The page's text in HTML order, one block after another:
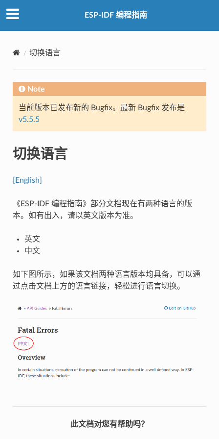
ESP-IDF 编程指南
切换语言
Note
当前版本已发布新的 Bugfix。最新 Bugfix 发布是
v5.5.5
切换语言
[English]
《ESP-IDF 编程指南》部分文档现在有两种语言的版
本。如有出入，请以英文版本为准。
英文
中文
如下图所示，如果该文档两种语言版本均具备，可以通
过点击文档上方的语言链接，轻松进行语言切换。
此文档对您有帮助吗？